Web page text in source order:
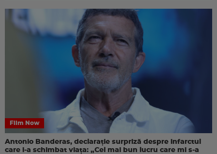
Film Now
Antonio Banderas, declarație surpriză despre infarctul
care i-a schimbat viața: „Cel mai bun lucru care mi s-a